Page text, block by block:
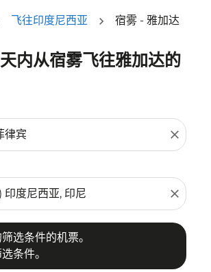
飞往印度尼西亚 宿雾 - 雅加达
内从宿雾飞往雅加达的
close
close
选条件的机票。
条件。
条件的机票。请调整您的筛选条件。